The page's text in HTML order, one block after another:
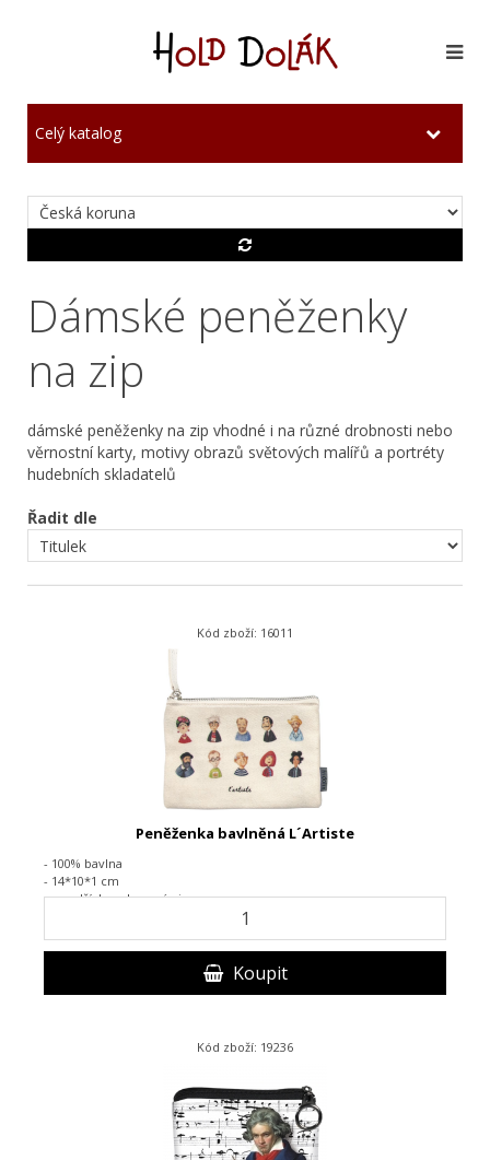
Celý katalog
Dámské peněženky
na zip
dámské peněženky na zip vhodné i na různé drobnosti nebo
věrnostní karty, motivy obrazů světových malířů a portréty
hudebních skladatelů
Řadit dle
Kód zboží: 16011
Peněženka bavlněná L´Artiste
- 100% bavlna
- 14*10*1 cm
- s podšívkou, kovový zip
Koupit
Kód zboží: 19236